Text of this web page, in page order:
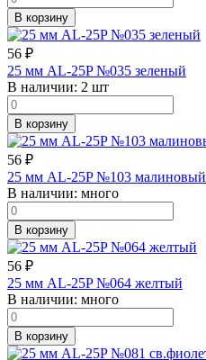
В корзину
56 ₽
25 мм AL-25P №035 зеленый
В наличии: 2 шт
В корзину
56 ₽
25 мм AL-25P №103 малиновый
В наличии: много
В корзину
56 ₽
25 мм AL-25P №064 желтый
В наличии: много
В корзину